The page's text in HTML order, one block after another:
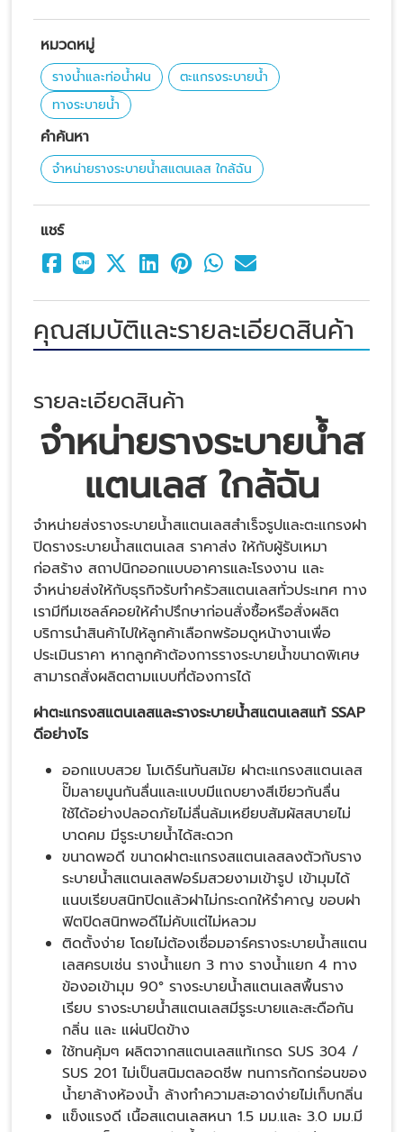
หมวดหมู่
รางน้ำและท่อน้ำฝน
ตะแกรงระบายน้ำ
ทางระบายน้ำ
คำค้นหา
จำหน่ายรางระบายน้ำสแตนเลส ใกล้ฉัน
แชร์
คุณสมบัติและรายละเอียดสินค้า
รายละเอียดสินค้า
จำหน่ายรางระบายน้ำส
แตนเลส ใกล้ฉัน
จำหน่ายส่งรางระบายน้ำสแตนเลสสำเร็จรูปและตะแกรงฝา
ปิดรางระบายน้ำสแตนเลส ราคาส่ง ให้กับผู้รับเหมา
ก่อสร้าง สถาปนิกออกแบบอาคารและโรงงาน และ
จำหน่ายส่งให้กับธุรกิจรับทำครัวสแตนเลสทั่วประเทศ ทาง
เรามีทีมเซลล์คอยให้คำปรึกษาก่อนสั่งซื้อหรือสั่งผลิต
บริการนำสินค้าไปให้ลูกค้าเลือกพร้อมดูหน้างานเพื่อ
ประเมินราคา หากลูกค้าต้องการรางระบายน้ำขนาดพิเศษ
สามารถสั่งผลิตตามแบบที่ต้องการได้
ฝาตะแกรงสแตนเลสและรางระบายน้ำสแตนเลสแท้ SSAP
ดีอย่างไร
ออกแบบสวย โมเดิร์นทันสมัย ฝาตะแกรงสแตนเลส
ปั๊มลายนูนกันลื่นและแบบมีแถบยางสีเขียวกันลื่น
ใช้ได้อย่างปลอดภัยไม่ลื่นล้มเหยียบสัมผัสสบายไม่
บาดคม มีรูระบายน้ำได้สะดวก
ขนาดพอดี ขนาดฝาตะแกรงสแตนเลสลงตัวกับราง
ระบายน้ำสแตนเลสฟอร์มสวยงามเข้ารูป เข้ามุมได้
แนบเรียบสนิทปิดแล้วฝาไม่กระดกให้รำคาญ ขอบฝา
ฟิตปิดสนิทพอดีไม่คับแต่ไม่หลวม
ติดตั้งง่าย โดยไม่ต้องเชื่อมอาร์ครางระบายน้ำสแตน
เลสครบเช่น รางน้ำแยก 3 ทาง รางน้ำแยก 4 ทาง
ข้องอเข้ามุม 90° รางระบายน้ำสแตนเลสพื้นราง
เรียบ รางระบายน้ำสแตนเลสมีรูระบายและสะดือกัน
กลิ่น และ แผ่นปิดข้าง
ใช้ทนคุ้มๆ ผลิตจากสแตนเลสแท้เกรด SUS 304 /
SUS 201 ไม่เป็นสนิมตลอดชีพ ทนการกัดกร่อนของ
น้ำยาล้างห้องน้ำ ล้างทำความสะอาดง่ายไม่เก็บกลิ่น
แข็งแรงดี เนื้อสแตนเลสหนา 1.5 มม.และ 3.0 มม.มี